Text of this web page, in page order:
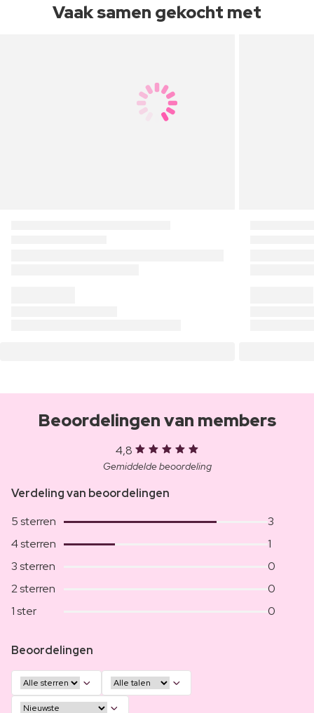
Vaak samen gekocht met
Beoordelingen van members
4,8
Gemiddelde beoordeling
Verdeling van beoordelingen
5 sterren
3
4 sterren
1
3 sterren
0
2 sterren
0
1 ster
0
Beoordelingen